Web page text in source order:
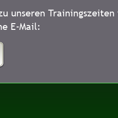
unseren
E-Mail: